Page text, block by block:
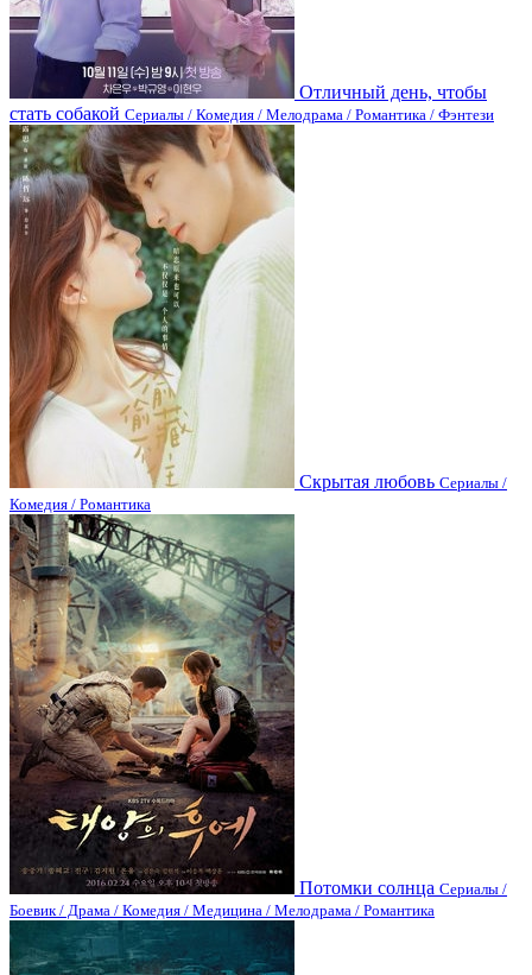
Отличный день, чтобы
стать собакой Сериалы / Комедия / Мелодрама / Романтика / Фэнтези
Скрытая любовь Сериалы /
Комедия / Романтика
Потомки солнца Сериалы /
Боевик / Драма / Комедия / Медицина / Мелодрама / Романтика